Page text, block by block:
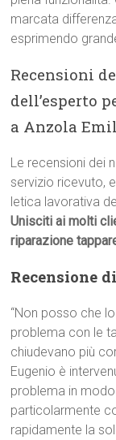
marcata
esprimendo
Recensioni
dell’esperto
a Anzola
Le recensioni dei
servizio ricevuto,
letica lavorativa
Unisciti ai molti
riparazione
Recensione
“Non posso che
problema con le
chiudevano più
Eugenio è
problema in
particolarmente
rapidamente la